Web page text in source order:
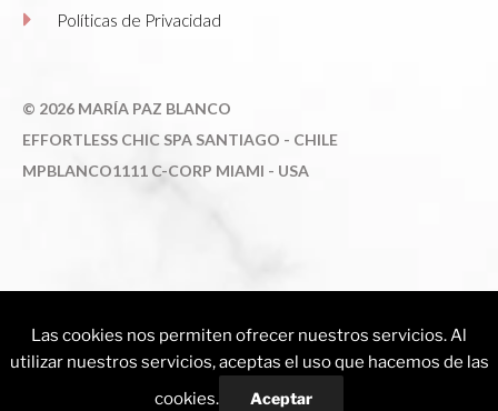
Políticas de Privacidad
© 2026 MARÍA PAZ BLANCO
EFFORTLESS CHIC SPA SANTIAGO - CHILE
MPBLANCO1111 C-CORP MIAMI - USA
bienestar, amor propio y fortalecimiento de la mujer. Copyright © 20156 Effortless
Chic, All rights reserved . Ley Nº 17.336, sobre Propiedad Intelectual y Derechos
Las cookies nos permiten ofrecer nuestros servicios. Al
utilizar nuestros servicios, aceptas el uso que hacemos de las
cookies.
Aceptar